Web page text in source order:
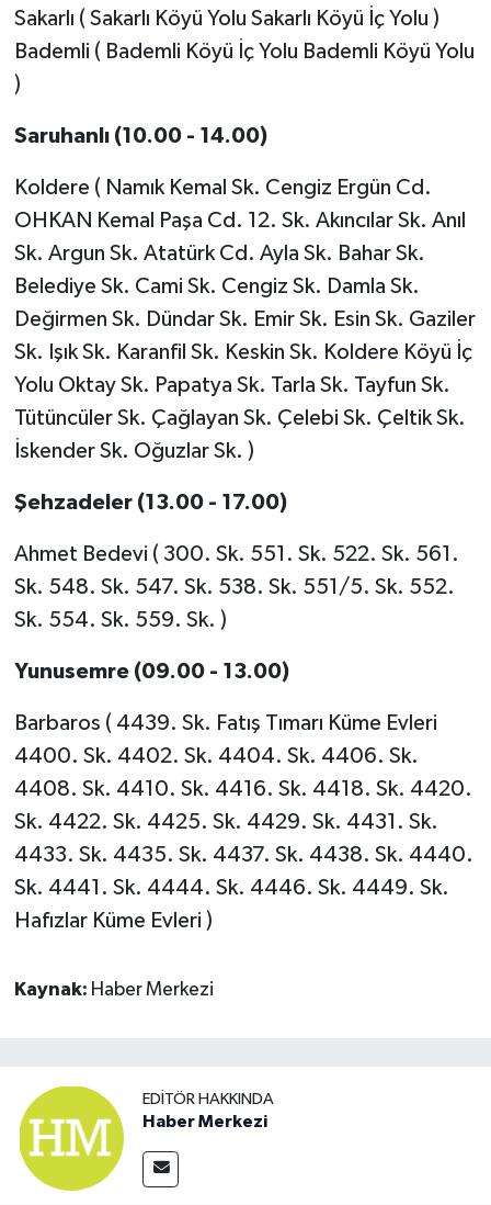
Sakarlı ( Sakarlı Köyü Yolu Sakarlı Köyü İç Yolu )
Bademli ( Bademli Köyü İç Yolu Bademli Köyü Yolu
)
Saruhanlı (10.00 - 14.00)
Koldere ( Namık Kemal Sk. Cengiz Ergün Cd.
OHKAN Kemal Paşa Cd. 12. Sk. Akıncılar Sk. Anıl
Sk. Argun Sk. Atatürk Cd. Ayla Sk. Bahar Sk.
Belediye Sk. Cami Sk. Cengiz Sk. Damla Sk.
Değirmen Sk. Dündar Sk. Emir Sk. Esin Sk. Gaziler
Sk. Işık Sk. Karanfil Sk. Keskin Sk. Koldere Köyü İç
Yolu Oktay Sk. Papatya Sk. Tarla Sk. Tayfun Sk.
Tütüncüler Sk. Çağlayan Sk. Çelebi Sk. Çeltik Sk.
İskender Sk. Oğuzlar Sk. )
Şehzadeler (13.00 - 17.00)
Ahmet Bedevi ( 300. Sk. 551. Sk. 522. Sk. 561.
Sk. 548. Sk. 547. Sk. 538. Sk. 551/5. Sk. 552.
Sk. 554. Sk. 559. Sk. )
Yunusemre (09.00 - 13.00)
Barbaros ( 4439. Sk. Fatış Tımarı Küme Evleri
4400. Sk. 4402. Sk. 4404. Sk. 4406. Sk.
4408. Sk. 4410. Sk. 4416. Sk. 4418. Sk. 4420.
Sk. 4422. Sk. 4425. Sk. 4429. Sk. 4431. Sk.
4433. Sk. 4435. Sk. 4437. Sk. 4438. Sk. 4440.
Sk. 4441. Sk. 4444. Sk. 4446. Sk. 4449. Sk.
Hafızlar Küme Evleri )
Kaynak: Haber Merkezi
EDITÖR HAKKINDA
Haber Merkezi